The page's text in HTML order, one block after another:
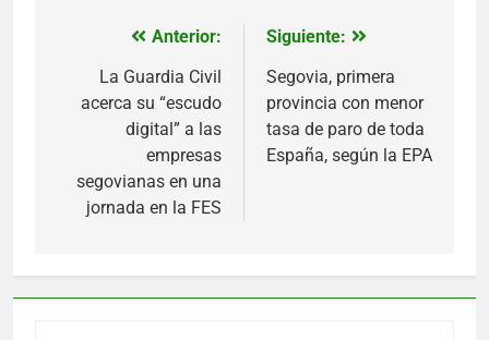
Navegación
entradas
Anterior:
La Guardia Civil
acerca su “escudo
digital” a las
empresas
segovianas en una
jornada en la FES
Siguiente:
Segovia, primera
provincia con menor
tasa de paro de toda
España, según la EPA